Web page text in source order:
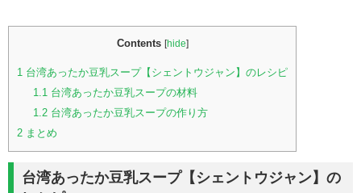
Contents [hide]
1 台湾あったか豆乳スープ【シェントウジャン】のレシピ
1.1台湾あったか豆乳スープの材料
1.2台湾あったか豆乳スープの作り方
2 まとめ
台湾あったか豆乳スープ【シェントウジャン】の